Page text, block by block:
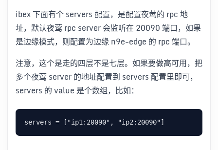
ibex 下面有个 servers 配置，是配置夜莺的 rpc 地
址，默认夜莺 rpc server 会监听在 20090 端口，如果
是边缘模式，则配置为边缘 n9e-edge 的 rpc 端口。
注意，这个是走的四层不是七层。如果要做高可用，把
多个夜莺 server 的地址配置到 servers 配置里即可，
servers 的 value 是个数组，比如：